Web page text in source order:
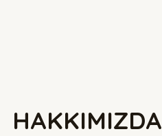
HAKKIMIZDA